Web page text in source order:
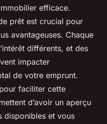
efficace.
prêt est crucial pour
avantageuses. Chaque
différents, et des
impacter
de votre emprunt.
faciliter cette
d’avoir un aperçu
disponibles et vous